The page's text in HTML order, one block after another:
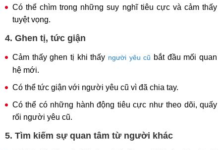
Có thể chìm trong những suy nghĩ tiêu cực và cảm thấy
tuyệt vọng.
4. Ghen tị, tức giận
Cảm thấy ghen tị khi thấy người yêu cũ bắt đầu mối quan
hệ mới.
Có thể tức giận với người yêu cũ vì đã chia tay.
Có thể có những hành động tiêu cực như theo dõi, quấy
rối người yêu cũ.
5. Tìm kiếm sự quan tâm từ người khác